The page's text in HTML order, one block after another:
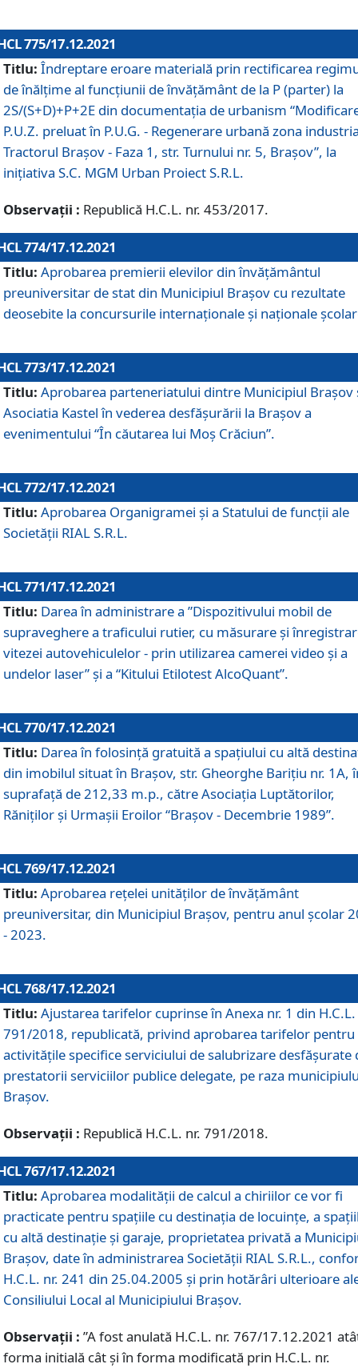
775/17.12.2021
Titlu: Îndreptare eroare materială prin rectificarea
de înălţime al funcţiunii de învăţământ de la P (parter) la
2S/(S+D)+P+2E din documentaţia de urbanism
P.U.Z. preluat în P.U.G. - Regenerare urbană zona
Tractorul Braşov - Faza 1, str. Turnului nr. 5, Braşov”, la
iniţiativa S.C. MGM Urban Proiect S.R.L.
Observații : Republică H.C.L. nr. 453/2017.
774/17.12.2021
Titlu: Aprobarea premierii elevilor din învățământul
preuniversitar de stat din Municipiul Brașov cu rezultate
deosebite la concursurile internaționale și naționale
773/17.12.2021
Titlu: Aprobarea parteneriatului dintre Municipiul Brașov
Asociatia Kastel în vederea desfăşurării la Brașov a
evenimentului “În căutarea lui Moș Crăciun”.
772/17.12.2021
Titlu: Aprobarea Organigramei şi a Statului de funcţii ale
Societăţii RIAL S.R.L.
771/17.12.2021
Titlu: Darea în administrare a ”Dispozitivului mobil de
supraveghere a traficului rutier, cu măsurare și
vitezei autovehiculelor - prin utilizarea camerei video și a
undelor laser” și a “Kitului Etilotest AlcoQuant”.
770/17.12.2021
Titlu: Darea în folosinţă gratuită a spaţiului cu altă
din imobilul situat în Braşov, str. Gheorghe Bariţiu nr. 1A,
suprafaţă de 212,33 m.p., către Asociaţia Luptătorilor,
Răniţilor şi Urmaşii Eroilor “Braşov - Decembrie 1989”.
769/17.12.2021
Titlu: Aprobarea reţelei unităţilor de învăţământ
preuniversitar, din Municipiul Braşov, pentru anul şcolar
- 2023.
768/17.12.2021
Titlu: Ajustarea tarifelor cuprinse în Anexa nr. 1 din H.C.L.
791/2018, republicată, privind aprobarea tarifelor pentru
activităţile specifice serviciului de salubrizare desfăşurate
prestatorii serviciilor publice delegate, pe raza
Braşov.
Observații : Republică H.C.L. nr. 791/2018.
767/17.12.2021
Titlu: Aprobarea modalității de calcul a chiriilor ce vor fi
practicate pentru spaţiile cu destinaţia de locuinţe, a
cu altă destinaţie şi garaje, proprietatea privată a
Braşov, date în administrarea Societăţii RIAL S.R.L.,
H.C.L. nr. 241 din 25.04.2005 și prin hotărâri ulterioare
Consiliului Local al Municipiului Braşov.
Observații : ”A fost anulată H.C.L. nr. 767/17.12.2021
forma initială cât și în forma modificată prin H.C.L. nr.